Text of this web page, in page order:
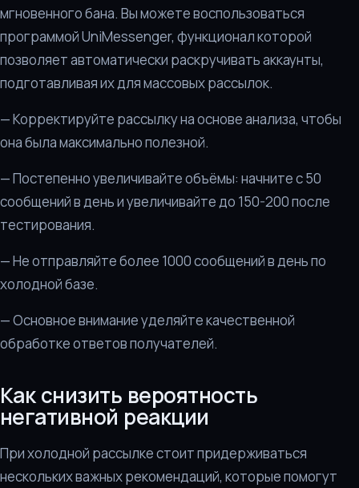
мгновенного бана. Вы можете воспользоваться
программой UniMessenger, функционал которой
позволяет автоматически раскручивать аккаунты,
подготавливая их для массовых рассылок.
— Корректируйте рассылку на основе анализа, чтобы
она была максимально полезной.
— Постепенно увеличивайте объёмы: начните с 50
сообщений в день и увеличивайте до 150-200 после
тестирования.
— Не отправляйте более 1000 сообщений в день по
холодной базе.
— Основное внимание уделяйте качественной
обработке ответов получателей.
Как снизить вероятность
негативной реакции
При холодной рассылке стоит придерживаться
нескольких важных рекомендаций, которые помогут